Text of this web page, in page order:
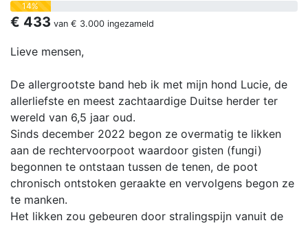
14%
€ 433 van € 3.000 ingezameld
Lieve mensen,
De allergrootste band heb ik met mijn hond Lucie, de
allerliefste en meest zachtaardige Duitse herder ter
wereld van 6,5 jaar oud.
Sinds december 2022 begon ze overmatig te likken
aan de rechtervoorpoot waardoor gisten (fungi)
begonnen te ontstaan tussen de tenen, de poot
chronisch ontstoken geraakte en vervolgens begon ze
te manken.
Het likken zou gebeuren door stralingspijn vanuit de